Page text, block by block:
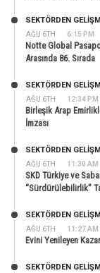
AĞU 6TH 6:15 PM
SEKTÖRDEN
Notte Global
Arasında 86. Sırada
AĞU 6TH 12:34 PM
SEKTÖRDEN
Birleşik Arap
İmzası
AĞU 6TH 11:30 AM
SEKTÖRDEN
SKD Türkiye ve
“Sürdürülebilirlik”
AĞU 6TH 11:27 AM
SEKTÖRDEN
Evini Yenileyen
SEKTÖRDEN